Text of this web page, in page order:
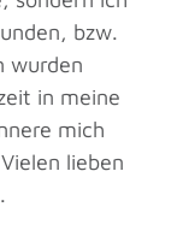
bzw.
wurden
in meine
mich
lieben